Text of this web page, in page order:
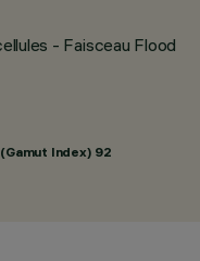
- Faisceau Flood
Index) 92